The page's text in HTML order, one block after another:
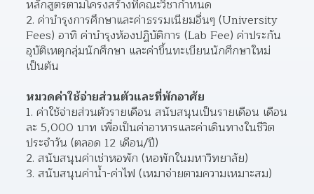
หลักสูตรตามโครงสร้างที่คณะวิชากำหนด
ค่าบำรุงการศึกษาและค่าธรรมเนียมอื่นๆ (University
Fees) อาทิ ค่าบำรุงห้องปฏิบัติการ (Lab Fee) ค่าประกัน
อุบัติเหตุกลุ่มนักศึกษา และค่าขึ้นทะเบียนนักศึกษาใหม่
เป็นต้น
หมวดค่าใช้จ่ายส่วนตัวและที่พักอาศัย
ค่าใช้จ่ายส่วนตัวรายเดือน สนับสนุนเป็นรายเดือน เดือน
ละ 5,000 บาท เพื่อเป็นค่าอาหารและค่าเดินทางในชีวิต
ประจำวัน (ตลอด 12 เดือน/ปี)
สนับสนุนค่าเช่าหอพัก (หอพักในมหาวิทยาลัย)
สนับสนุนค่าน้ำ-ค่าไฟ (เหมาจ่ายตามความเหมาะสม)